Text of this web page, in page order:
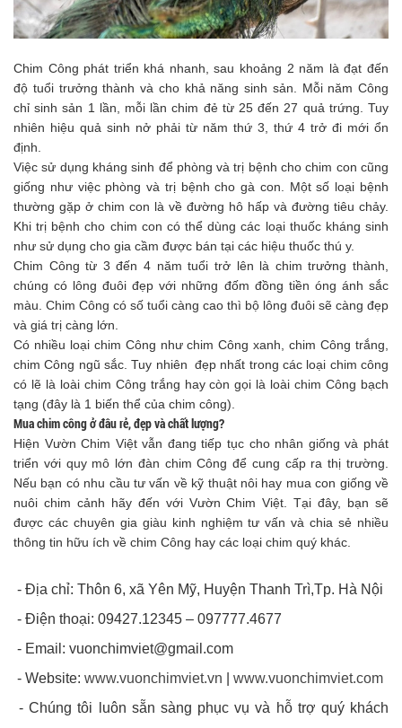
Chim Công phát triển khá nhanh, sau khoảng 2 năm là đạt đến
độ tuổi trưởng thành và cho khả năng sinh sản. Mỗi năm Công
chỉ sinh sản 1 lần, mỗi lần chim đẻ từ 25 đến 27 quả trứng. Tuy
nhiên hiệu quả sinh nở phải từ năm thứ 3, thứ 4 trở đi mới ổn
định.
Việc sử dụng kháng sinh để phòng và trị bệnh cho chim con cũng
giống như việc phòng và trị bệnh cho gà con. Một số loại bệnh
thường gặp ở chim con là về đường hô hấp và đường tiêu chảy.
Khi trị bệnh cho chim con có thể dùng các loại thuốc kháng sinh
như sử dụng cho gia cầm được bán tại các hiệu thuốc thú y.
Chim Công từ 3 đến 4 năm tuổi trở lên là chim trưởng thành,
chúng có lông đuôi đẹp với những đốm đồng tiền óng ánh sắc
màu. Chim Công có số tuổi càng cao thì bộ lông đuôi sẽ càng đẹp
và giá trị càng lớn.
Có nhiều loại chim Công như chim Công xanh, chim Công trắng,
chim Công ngũ sắc. Tuy nhiên đẹp nhất trong các loại chim công
có lẽ là loài chim Công trắng hay còn gọi là loài chim Công bạch
tạng (đây là 1 biến thể của chim công).
Mua chim công ở đâu rẻ, đẹp và chất lượng?
Hiện Vườn Chim Việt vẫn đang tiếp tục cho nhân giống và phát
triển với quy mô lớn đàn chim Công để cung cấp ra thị trường.
Nếu bạn có nhu cầu tư vấn về kỹ thuật nôi hay mua con giống về
nuôi chim cảnh hãy đến với Vườn Chim Việt. Tại đây, bạn sẽ
được các chuyên gia giàu kinh nghiệm tư vấn và chia sẻ nhiều
thông tin hữu ích về chim Công hay các loại chim quý khác.
- Địa chỉ: Thôn 6, xã Yên Mỹ, Huyện Thanh Trì,Tp. Hà Nội
- Điện thoại: 09427.12345 – 097777.4677
- Email: vuonchimviet@gmail.com
- Website: www.vuonchimviet.vn
www.vuonchimviet.com
- Chúng tôi luôn sẵn sàng phục vụ và hỗ trợ quý khách